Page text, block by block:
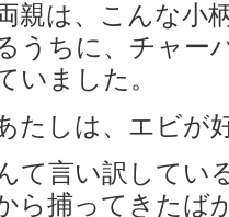
親は、こんな小
うちに、チャー
いました。
あたしは、エビが
て言い訳してい
ら捕ってきたば